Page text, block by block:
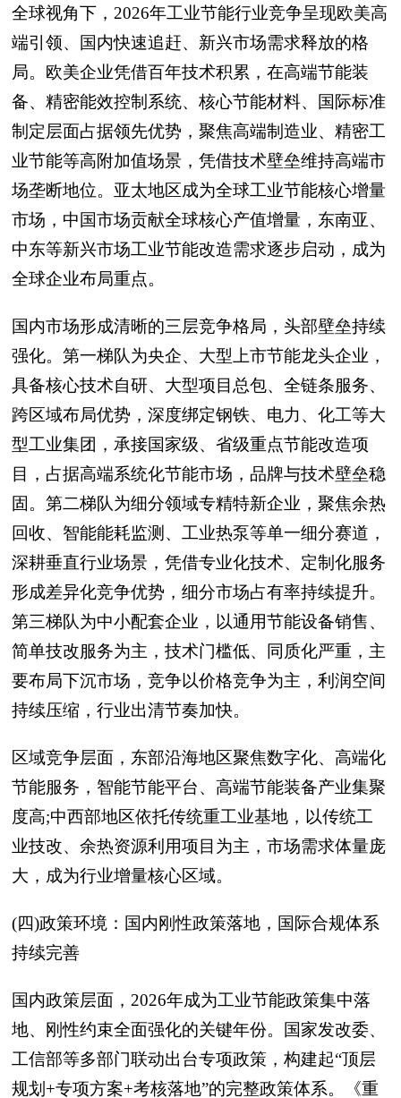
全球视角下，2026年工业节能行业竞争呈现欧美高
端引领、国内快速追赶、新兴市场需求释放的格
局。欧美企业凭借百年技术积累，在高端节能装
备、精密能效控制系统、核心节能材料、国际标准
制定层面占据领先优势，聚焦高端制造业、精密工
业节能等高附加值场景，凭借技术壁垒维持高端市
场垄断地位。亚太地区成为全球工业节能核心增量
市场，中国市场贡献全球核心产值增量，东南亚、
中东等新兴市场工业节能改造需求逐步启动，成为
全球企业布局重点。
国内市场形成清晰的三层竞争格局，头部壁垒持续
强化。第一梯队为央企、大型上市节能龙头企业，
具备核心技术自研、大型项目总包、全链条服务、
跨区域布局优势，深度绑定钢铁、电力、化工等大
型工业集团，承接国家级、省级重点节能改造项
目，占据高端系统化节能市场，品牌与技术壁垒稳
固。第二梯队为细分领域专精特新企业，聚焦余热
回收、智能能耗监测、工业热泵等单一细分赛道，
深耕垂直行业场景，凭借专业化技术、定制化服务
形成差异化竞争优势，细分市场占有率持续提升。
第三梯队为中小配套企业，以通用节能设备销售、
简单技改服务为主，技术门槛低、同质化严重，主
要布局下沉市场，竞争以价格竞争为主，利润空间
持续压缩，行业出清节奏加快。
区域竞争层面，东部沿海地区聚焦数字化、高端化
节能服务，智能节能平台、高端节能装备产业集聚
度高;中西部地区依托传统重工业基地，以传统工
业技改、余热资源利用项目为主，市场需求体量庞
大，成为行业增量核心区域。
(四)政策环境：国内刚性政策落地，国际合规体系
持续完善
国内政策层面，2026年成为工业节能政策集中落
地、刚性约束全面强化的关键年份。国家发改委、
工信部等多部门联动出台专项政策，构建起“顶层
规划+专项方案+考核落地”的完整政策体系。《重